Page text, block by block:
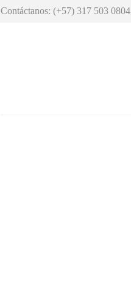
Contáctanos: (+57) 317 503 0804